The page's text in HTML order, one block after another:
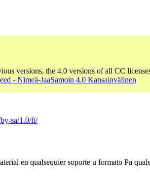
versions, the 4.0 versions of all CC
- Nimeä-JaaSamoin 4.0 Kansainvälinen
sa/1.0/fi/
en qualsequier soporte u formato Pa